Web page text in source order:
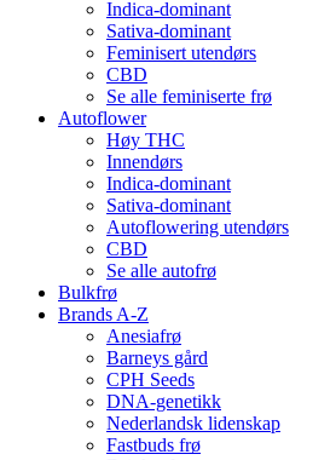
Indica-dominant
Sativa-dominant
Feminisert utendørs
CBD
Se alle feminiserte frø
Autoflower
Høy THC
Innendørs
Indica-dominant
Sativa-dominant
Autoflowering utendørs
CBD
Se alle autofrø
Bulkfrø
Brands A-Z
Anesiafrø
Barneys gård
CPH Seeds
DNA-genetikk
Nederlandsk lidenskap
Fastbuds frø